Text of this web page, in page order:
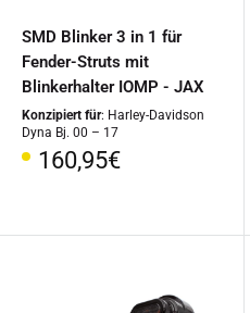
SMD Blinker 3 in 1 für
Fender-Struts mit
Blinkerhalter IOMP - JAX
Konzipiert für: Harley-Davidson
Dyna Bj. 00 – 17
Sonderpreis
160,95€